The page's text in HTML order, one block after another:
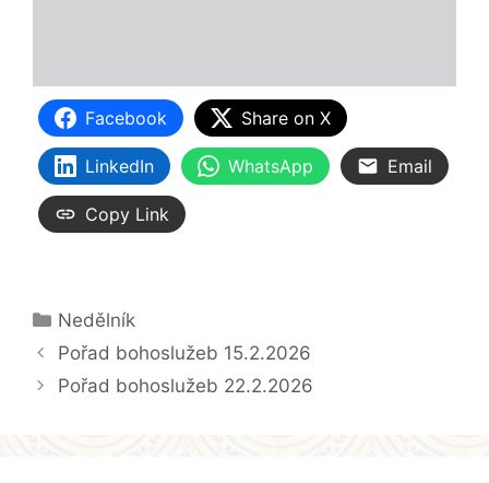
Facebook Share on X
LinkedIn WhatsApp Email
Copy Link
Rubriky
Nedělník
Pořad bohoslužeb 15.2.2026
Pořad bohoslužeb 22.2.2026